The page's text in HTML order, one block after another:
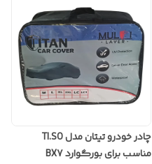
چادر خودرو تیتان مدل TI.SO
مناسب برای بورگوارد BX7